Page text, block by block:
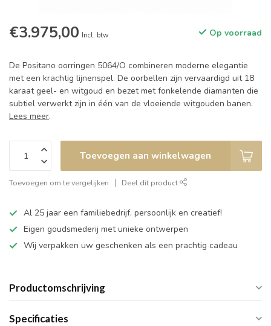
€3.975,00 Incl. btw Op voorraad
De Positano oorringen 5064/O combineren moderne elegantie
met een krachtig lijnenspel. De oorbellen zijn vervaardigd uit 18
karaat geel- en witgoud en bezet met fonkelende diamanten die
subtiel verwerkt zijn in één van de vloeiende witgouden banen.
Lees meer.
Toevoegen aan winkelwagen
Toevoegen om te vergelijken Deel dit product
Al 25 jaar een familiebedrijf, persoonlijk en creatief!
Eigen goudsmederij met unieke ontwerpen
Wij verpakken uw geschenken als een prachtig cadeau
Productomschrijving
Specificaties